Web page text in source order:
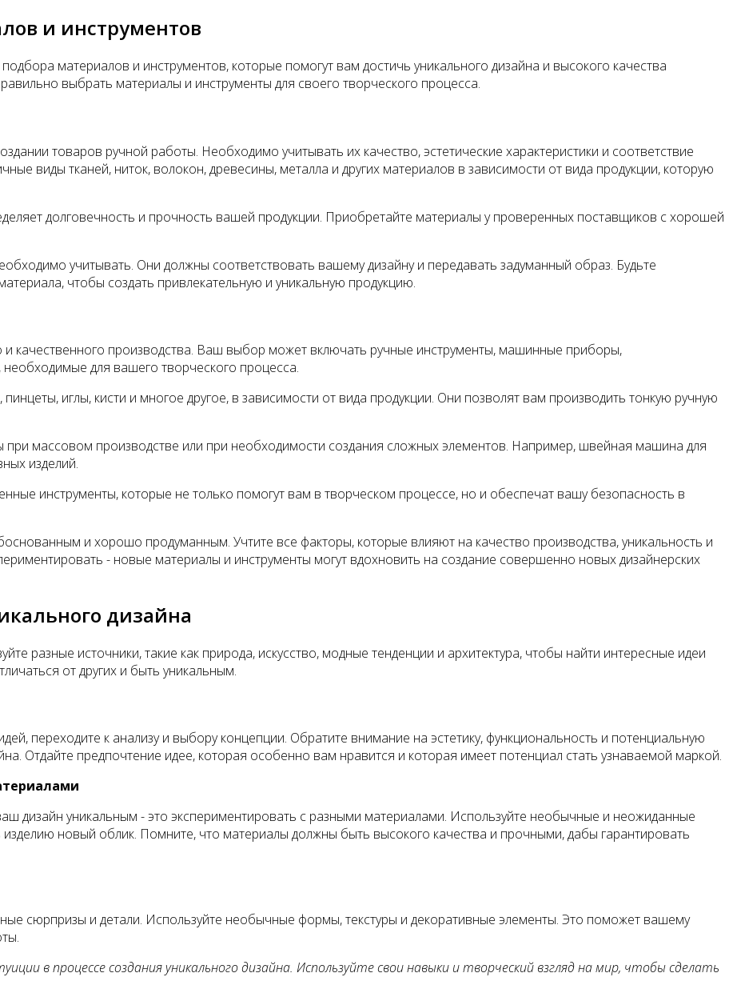
и инструментов
материалов и инструментов, которые помогут вам достичь уникального дизайна и высокого качества
выбрать материалы и инструменты для своего творческого процесса.
товаров ручной работы. Необходимо учитывать их качество, эстетические характеристики и соответствие
виды тканей, ниток, волокон, древесины, металла и других материалов в зависимости от вида продукции, которую
долговечность и прочность вашей продукции. Приобретайте материалы у проверенных поставщиков с хорошей
учитывать. Они должны соответствовать вашему дизайну и передавать задуманный образ. Будьте
чтобы создать привлекательную и уникальную продукцию.
качественного производства. Ваш выбор может включать ручные инструменты, машинные приборы,
для вашего творческого процесса.
иглы, кисти и многое другое, в зависимости от вида продукции. Они позволят вам производить тонкую ручную
при массовом производстве или при необходимости создания сложных элементов. Например, швейная машина для
изделий.
инструменты, которые не только помогут вам в творческом процессе, но и обеспечат вашу безопасность в
и хорошо продуманным. Учтите все факторы, которые влияют на качество производства, уникальность и
- новые материалы и инструменты могут вдохновить на создание совершенно новых дизайнерских
дизайна
разные источники, такие как природа, искусство, модные тенденции и архитектура, чтобы найти интересные идеи
от других и быть уникальным.
переходите к анализу и выбору концепции. Обратите внимание на эстетику, функциональность и потенциальную
Отдайте предпочтение идее, которая особенно вам нравится и которая имеет потенциал стать узнаваемой маркой.
дизайн уникальным - это экспериментировать с разными материалами. Используйте необычные и неожиданные
новый облик. Помните, что материалы должны быть высокого качества и прочными, дабы гарантировать
сюрпризы и детали. Используйте необычные формы, текстуры и декоративные элементы. Это поможет вашему
в процессе создания уникального дизайна. Используйте свои навыки и творческий взгляд на мир, чтобы сделать